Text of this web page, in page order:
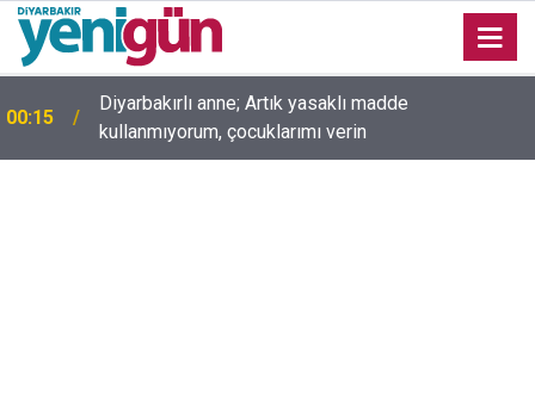
00:15
Diyarbakırlı anne; Artık yasaklı madde
kullanmıyorum, çocuklarımı verin
00:05 Mesut Çokur yazdı; Gelecek Yolda mı Kaldı?